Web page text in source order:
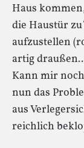
Haus
die Haustür
aufzustellen
artig
Kann mir
nun das
aus
reichlich